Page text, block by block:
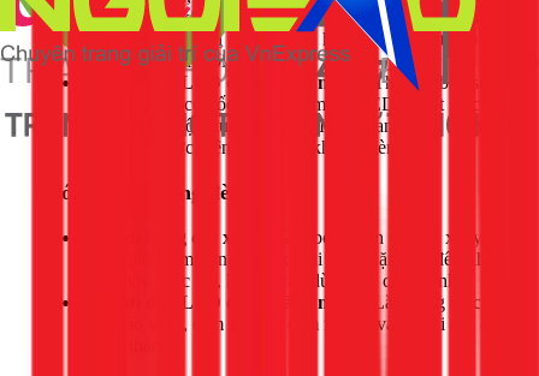
ngược chiều kim đồng hồ cho đến khi tháo được bóng
ra. Lưu ý: nếu đèn vừa mới tắt, hãy đợi vài phút cho
bóng nguội hẳn rồi mới tháo.
Đối với đèn LED dạng bảng mạch:
Thường bạn sẽ
phải tháo vài con ốc giữ bảng mạch LED và rút giắc
cắm nối với bộ nguồn (driver). Hãy quan sát kỹ cách
lắp đặt để thực hiện ngược lại khi lắp đèn mới.
Bước 4: Lắp bóng đèn mới
Đối với bóng đui xoáy:
Cầm bóng đèn mới và xoay
theo chiều kim đồng hồ vào đui đèn. Vặn cho đến khi
cảm thấy chắc tay, không cần dùng lực quá mạnh.
Đối với đèn LED dạng bảng mạch:
Lắp bảng mạch
mới vào vị trí, cắm lại giắc cắm nguồn và bắt lại các ốc